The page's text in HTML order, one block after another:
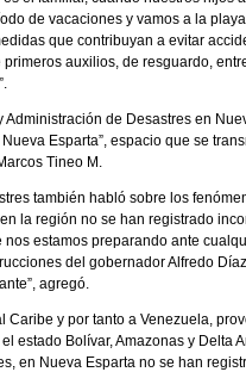
de vacaciones y vamos a la
que contribuyan a evitar
auxilios, de resguardo,
de Desastres en
Esparta”, espacio que se
Tineo M.
también habló sobre los
la región no se han registrado
estamos preparando ante
del gobernador Alfredo
agregó.
y por tanto a Venezuela,
estado Bolívar, Amazonas y Delta
en Nueva Esparta no se han